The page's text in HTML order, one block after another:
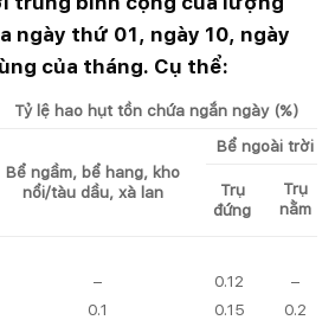
ngày thứ 01, ngày 10, ngày
của tháng. Cụ thể:
Tỷ lệ hao hụt tồn chứa ngắn ngày (%)
Bể ngầm, bể hang, kho
nổi/tàu dầu, xà lan
Bể ngoài trời
Trụ
đứng
Trụ
nằm
–
0.1
0.12
0.15
–
0.2